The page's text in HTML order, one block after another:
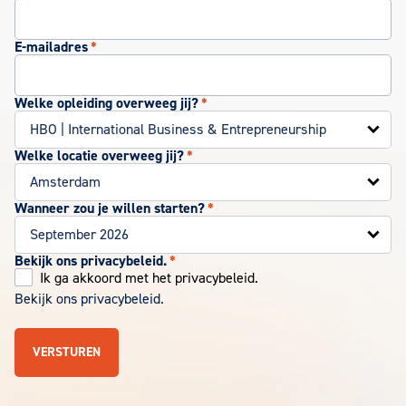
E-mailadres*
Welke opleiding overweeg jij?*
Welke locatie overweeg jij?*
Wanneer zou je willen starten?*
Bekijk ons privacybeleid.*
Ik ga akkoord met het privacybeleid.
Bekijk ons privacybeleid.